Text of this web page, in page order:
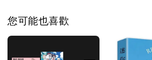
您可能也喜歡